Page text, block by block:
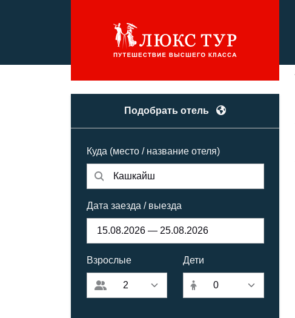
Подобрать отель
Куда (место / название отеля)
Дата заезда / выезда
Взрослые Дети